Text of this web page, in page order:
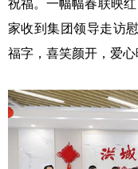
祝福。一幅幅春联映
家收到集团领导走访
福字，喜笑颜开，爱心